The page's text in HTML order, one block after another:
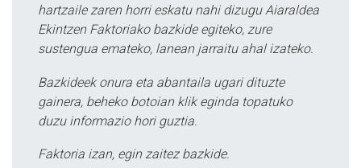
hartzaile zaren horri eskatu nahi dizugu Aiaraldea
Ekintzen Faktoriako bazkide egiteko, zure
sustengua emateko, lanean jarraitu ahal izateko.
Bazkideek onura eta abantaila ugari dituzte
gainera, beheko botoian klik eginda topatuko
duzu informazio hori guztia.
Faktoria izan, egin zaitez bazkide.